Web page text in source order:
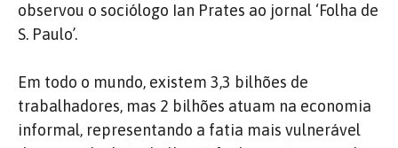
observou o sociólogo Ian Prates ao jornal ‘Folha de
S. Paulo’.
Em todo o mundo, existem 3,3 bilhões de
trabalhadores, mas 2 bilhões atuam na economia
informal, representando a fatia mais vulnerável